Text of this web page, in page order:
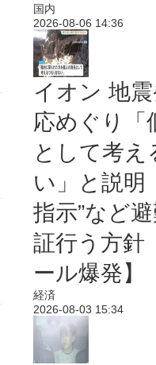
国内
2026-08-06 14:36
イオン 地
応めぐり「
として考え
い」と説
指示”など
証行う方針
ール爆発】
経済
2026-08-03 15:34